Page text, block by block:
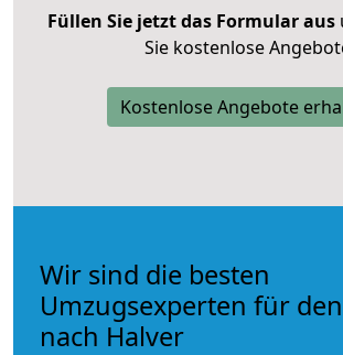
Füllen Sie jetzt das Formular aus
Sie kostenlose
Kostenlose Angebote
Wir sind die besten
Umzugsexperten für
nach Halver